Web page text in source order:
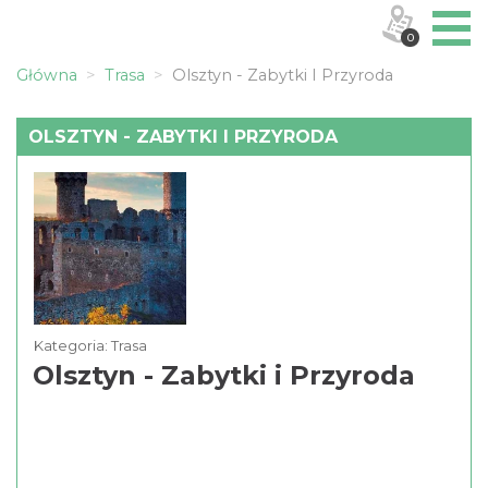
Główna Trasa Olsztyn - Zabytki I Przyroda
OLSZTYN - ZABYTKI I PRZYRODA
Kategoria: Trasa
Olsztyn - Zabytki i Przyroda
0